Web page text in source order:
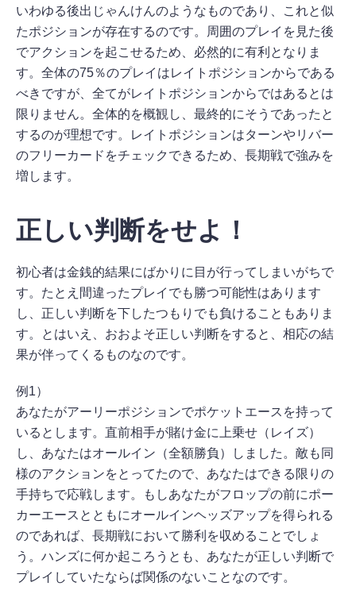
いわゆる後出じゃんけんのようなものであり、これと似
たポジションが存在するのです。周囲のプレイを見た後
でアクションを起こせるため、必然的に有利となりま
す。全体の75％のプレイはレイトポジションからである
べきですが、全てがレイトポジションからではあるとは
限りません。全体的を概観し、最終的にそうであったと
するのが理想です。レイトポジションはターンやリバー
のフリーカードをチェックできるため、長期戦で強みを
増します。
正しい判断をせよ！
初心者は金銭的結果にばかりに目が行ってしまいがちで
す。たとえ間違ったプレイでも勝つ可能性はあります
し、正しい判断を下したつもりでも負けることもありま
す。とはいえ、おおよそ正しい判断をすると、相応の結
果が伴ってくるものなのです。
例1）
あなたがアーリーポジションでポケットエースを持って
いるとします。直前相手が賭け金に上乗せ（レイズ）
し、あなたはオールイン（全額勝負）しました。敵も同
様のアクションをとってたので、あなたはできる限りの
手持ちで応戦します。もしあなたがフロップの前にポー
カーエースとともにオールインヘッズアップを得られる
のであれば、長期戦において勝利を収めることでしょ
う。ハンズに何か起ころうとも、あなたが正しい判断で
プレイしていたならば関係のないことなのです。